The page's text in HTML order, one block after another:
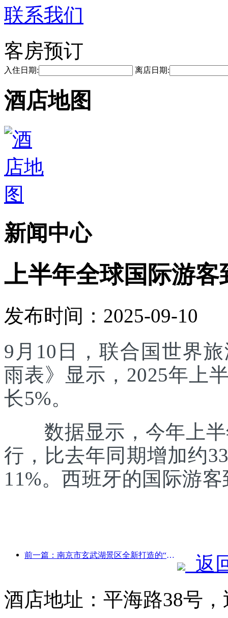
联系我们
客房预订
入住日期: 离店日期:
酒店地图
新闻中心
上半年全球国际游
发布时间：2025-09-10
9月10日，联合国世界
雨表》显示，2025年上
长5%。
数据显示，今年上半
行，比去年同期增加约
11%。西班牙的国际游
前一篇：南京市玄武湖景区全新打造的“金陵诗仙馆”等4座文化场馆正式开放
返
酒店地址：平海路38号